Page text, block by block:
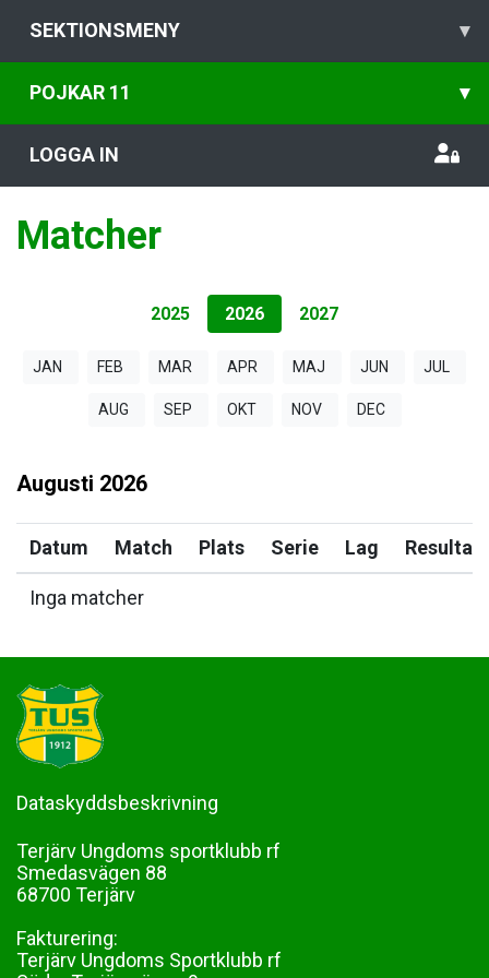
SEKTIONSMENY ▾
POJKAR 11 ▾
LOGGA IN
Matcher
2025 2026 2027
JAN FEB MAR APR MAJ JUN JUL
AUG SEP OKT NOV DEC
Augusti 2026
Datum Match Plats Serie Lag Resultat
Inga matcher
Dataskyddsbeskrivning
Terjärv Ungdoms sportklubb rf
Smedasvägen 88
68700 Terjärv
Fakturering:
Terjärv Ungdoms Sportklubb rf